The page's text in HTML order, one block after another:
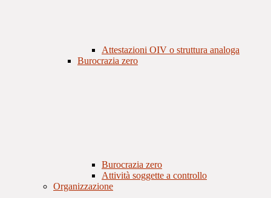
Attestazioni OIV o struttura analoga
Burocrazia zero
Burocrazia zero
Attività soggette a controllo
Organizzazione